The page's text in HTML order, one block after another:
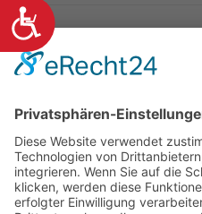
Barrierefreiheit
Am Markt 8, 36219 Cornberg
(+49) 5650 9697-0
www.cornberg.de